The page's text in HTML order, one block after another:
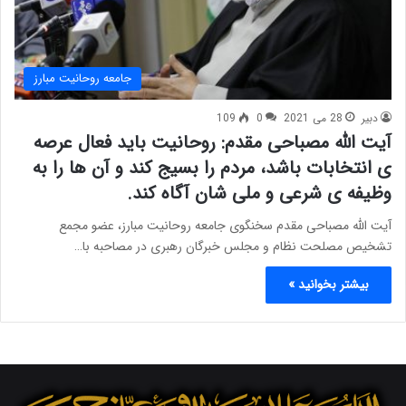
جامعه روحانیت مبارز
دبیر 28 می 2021 0
109
آیت الله مصباحی مقدم: روحانیت باید فعال عرصه
ی انتخابات باشد، مردم را بسیج کند و آن ها را به
وظیفه ی شرعی و ملی شان آگاه کند.
آیت الله مصباحی مقدم سخنگوی جامعه روحانیت مبارز، عضو مجمع
تشخیص مصلحت نظام و‌ مجلس خبرگان رهبری در مصاحبه با…
بیشتر بخوانید »